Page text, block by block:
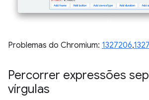
Problemas do Chromium: 1327206,
Percorrer expressões
vírgulas